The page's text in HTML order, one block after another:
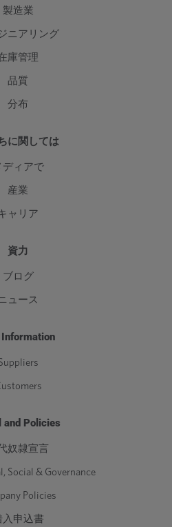
製造業
ニアリング
庫管理
品質
分布
に関しては
ディアで
産業
ャリア
資力
ブログ
ュース
Information
and Policies
奴隷宣言
Social & Governance
Policies
入申込書